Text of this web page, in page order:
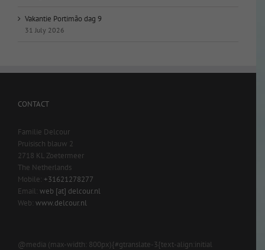
Vakantie Portimão dag 9
31 July 2026
CONTACT
Familie Delcour
Pruisisch blauw 2
2718 KL Zoetermeer
The Netherlands
Mobile: +31621278277
Email: web [at] delcour.nl
Web: www.delcour.nl
@media (max-width: 800px){#gtranslate-3{text-align:initial